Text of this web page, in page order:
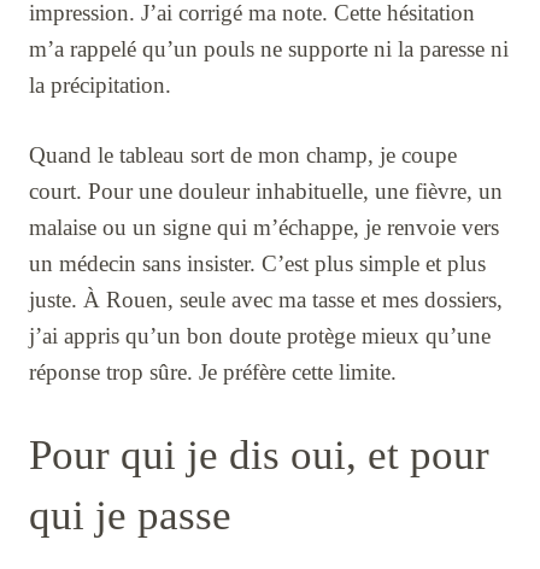
impression. J’ai corrigé ma note. Cette hésitation
m’a rappelé qu’un pouls ne supporte ni la paresse ni
la précipitation.
Quand le tableau sort de mon champ, je coupe
court. Pour une douleur inhabituelle, une fièvre, un
malaise ou un signe qui m’échappe, je renvoie vers
un médecin sans insister. C’est plus simple et plus
juste. À Rouen, seule avec ma tasse et mes dossiers,
j’ai appris qu’un bon doute protège mieux qu’une
réponse trop sûre. Je préfère cette limite.
Pour qui je dis oui, et pour
qui je passe